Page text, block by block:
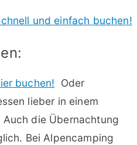
und einfach buchen!
buchen! Oder
lieber in einem
Auch die Übernachtung
Bei Alpencamping